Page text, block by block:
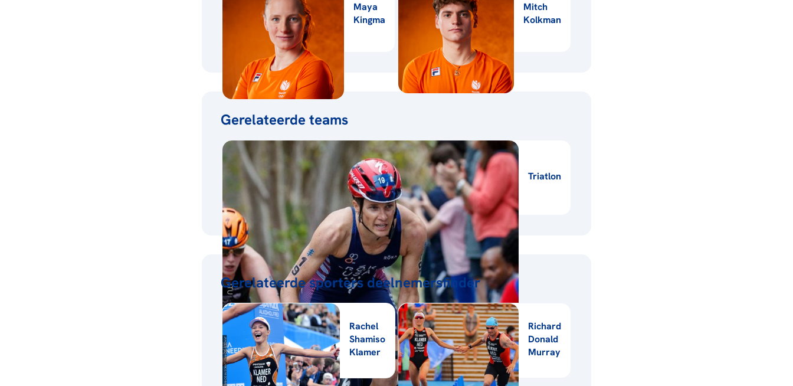
Maya
Kingma
Mitch
Kolkman
Gerelateerde teams
Triatlon
Gerelateerde sporters deelnemersfinder
Rachel
Shamiso
Klamer
Richard
Donald
Murray